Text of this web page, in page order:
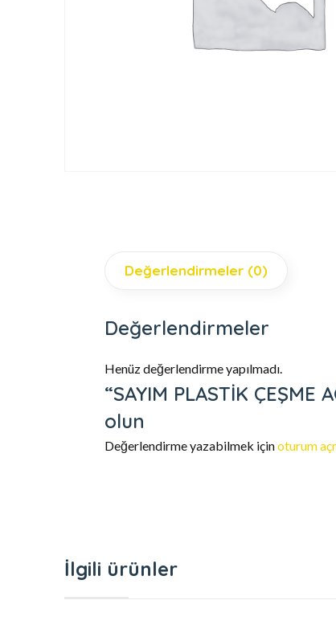
Değerlendirmeler (0)
Değerlendirmeler
Henüz değerlendirme yapılmadı.
“SAYIM PLASTİK
olun
Değerlendirme yazabilmek içinoturum
İlgili ürünler